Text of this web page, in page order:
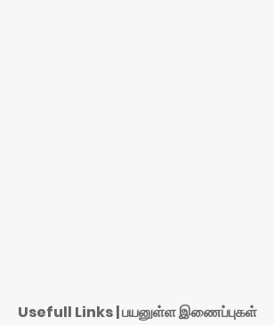
Usefull Links | பயனுள்ள இணைப்புகள்